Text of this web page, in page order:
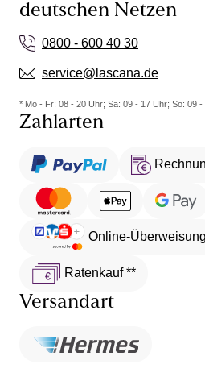
deutschen Netzen
0800 - 600 40 30
service@lascana.de
* Mo - Fr: 08 - 20 Uhr; Sa: 09 - 17 Uhr; So: 09 -
Zahlarten
Online-Überweisung
Ratenkauf **
Versandart